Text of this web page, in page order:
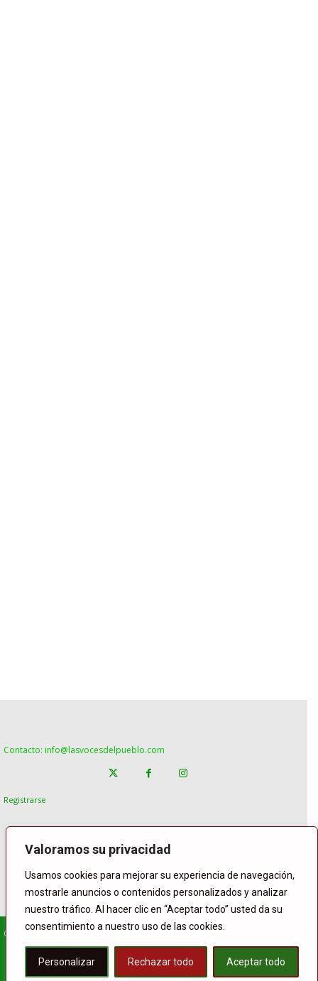
Valoramos su privacidad
Usamos cookies para mejorar su experiencia de navegación,
mostrarle anuncios o contenidos personalizados y analizar
nuestro tráfico. Al hacer clic en “Aceptar todo” usted da su
consentimiento a nuestro uso de las cookies.
Personalizar Rechazar todo Aceptar todo
Contacto: info@lasvocesdelpueblo.com
Registrarse
© Copyright Lasvocesdelpueblo
Homepage POLÍTICA ESPAÑA GENTE
INTERNACIONAL
DEPORTE
El Tiempo Lasvoces
Facebook
TwitterBufferWhatsApp
Compartir